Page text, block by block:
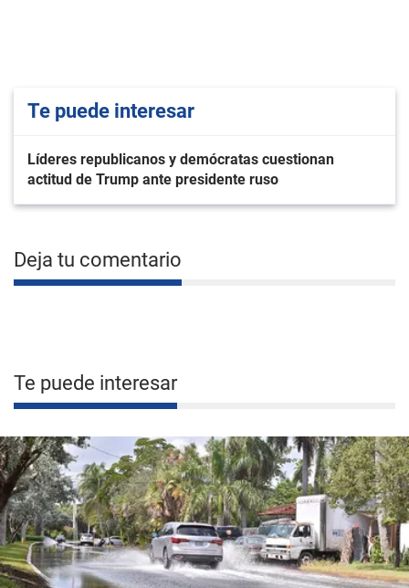
Te puede interesar
Líderes republicanos y demócratas cuestionan
actitud de Trump ante presidente ruso
Deja tu comentario
Te puede interesar